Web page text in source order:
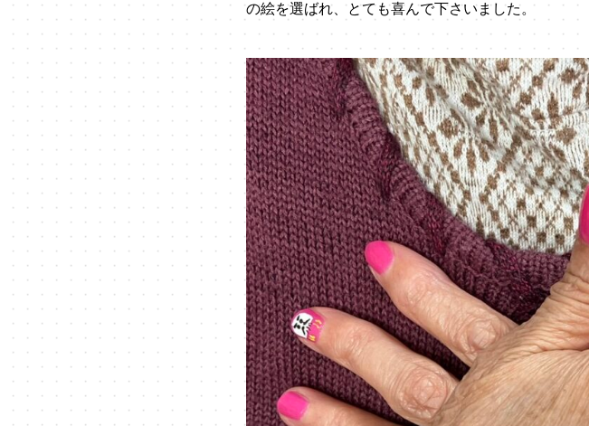
の絵を選ばれ、とても喜んで下さいました。